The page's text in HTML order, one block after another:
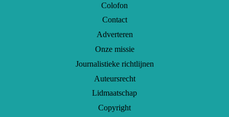
Colofon
Contact
Adverteren
Onze missie
Journalistieke richtlijnen
Auteursrecht
Lidmaatschap
Copyright